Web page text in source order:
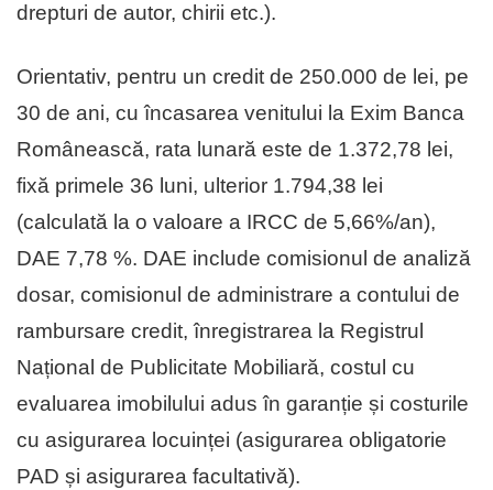
drepturi de autor, chirii etc.).
Orientativ, pentru un credit de 250.000 de lei, pe
30 de ani, cu încasarea venitului la Exim Banca
Românească, rata lunară este de 1.372,78 lei,
fixă primele 36 luni, ulterior 1.794,38 lei
(calculată la o valoare a IRCC de 5,66%/an),
DAE 7,78 %. DAE include comisionul de analiză
dosar, comisionul de administrare a contului de
rambursare credit, înregistrarea la Registrul
Național de Publicitate Mobiliară, costul cu
evaluarea imobilului adus în garanție și costurile
cu asigurarea locuinței (asigurarea obligatorie
PAD și asigurarea facultativă).